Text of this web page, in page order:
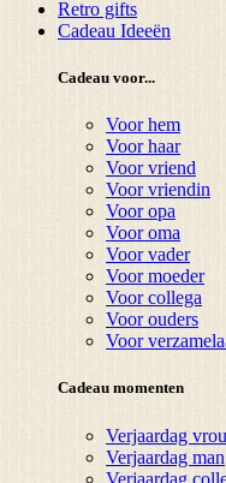
Retro gifts
Cadeau Ideeën
Cadeau voor...
Voor hem
Voor haar
Voor vriend
Voor vriendin
Voor opa
Voor oma
Voor vader
Voor moeder
Voor collega
Voor ouders
Voor
Cadeau momenten
Verjaardag
Verjaardag man
Verjaardag